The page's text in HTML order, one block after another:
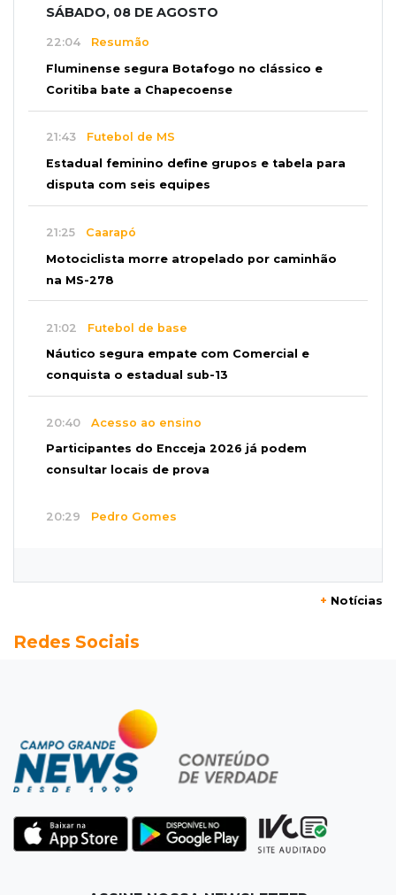
SÁBADO, 08 DE AGOSTO
22:04 Resumão
Fluminense segura Botafogo no clássico e
Coritiba bate a Chapecoense
21:43 Futebol de MS
Estadual feminino define grupos e tabela para
disputa com seis equipes
21:25 Caarapó
Motociclista morre atropelado por caminhão
na MS-278
21:02 Futebol de base
Náutico segura empate com Comercial e
conquista o estadual sub-13
20:40 Acesso ao ensino
Participantes do Encceja 2026 já podem
consultar locais de prova
20:29 Pedro Gomes
Pantanal treina em Goiânia antes de jogo que
Campeonato Brasileiro
Remo busca empate com Atlético-MG e segue
na zona de rebaixamento
Defesa diz que preso suspeito de sequestro
só emprestou casa a conhecido
+ Notícias
Redes Sociais